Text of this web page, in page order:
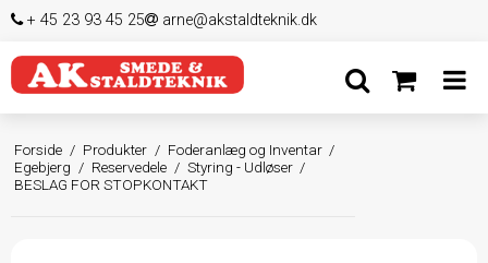
+ 45 23 93 45 25 arne@akstaldteknik.dk
Forside / Produkter / Foderanlæg og Inventar /
Egebjerg / Reservedele / Styring - Udløser /
BESLAG FOR STOPKONTAKT